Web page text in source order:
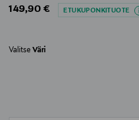
Original Price
149,90 € ETUKUPONKITUOTE
Valitse Väri